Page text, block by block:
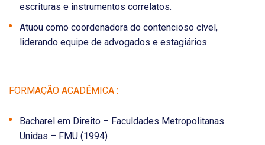
escrituras e instrumentos correlatos.
Atuou como coordenadora do contencioso cível,
liderando equipe de advogados e estagiários.
FORMAÇÃO ACADÊMICA :
Bacharel em Direito – Faculdades Metropolitanas
Unidas – FMU (1994)